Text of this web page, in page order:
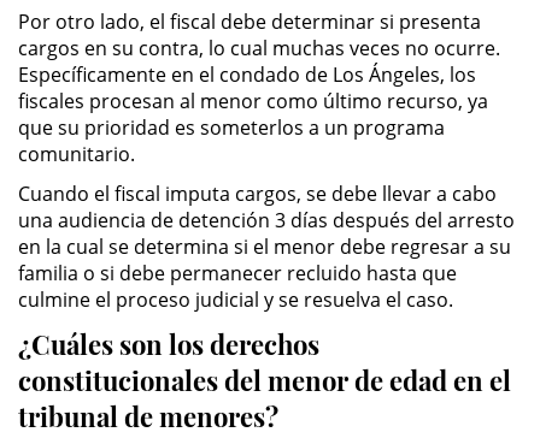
Audiencias de Disposición
Derechos de los Padres en
Casos Juveniles
Desviación Informal Juvenil
Delitos por los cuales un Menor
puede ser Juzgado como Adulto
La Ley de los Tres Delitos y
Por otro lado, el fiscal debe determinar si presenta
cargos en su contra, lo cual muchas veces no ocurre.
Específicamente en el condado de Los Ángeles, los
fiscales procesan al menor como último recurso, ya
que su prioridad es someterlos a un programa
comunitario.
Cuando el fiscal imputa cargos, se debe llevar a cabo
una audiencia de detención 3 días después del arresto
en la cual se determina si el menor debe regresar a su
familia o si debe permanecer recluido hasta que
culmine el proceso judicial y se resuelva el caso.
¿Cuáles son los derechos
constitucionales del menor de edad en el
tribunal de menores?